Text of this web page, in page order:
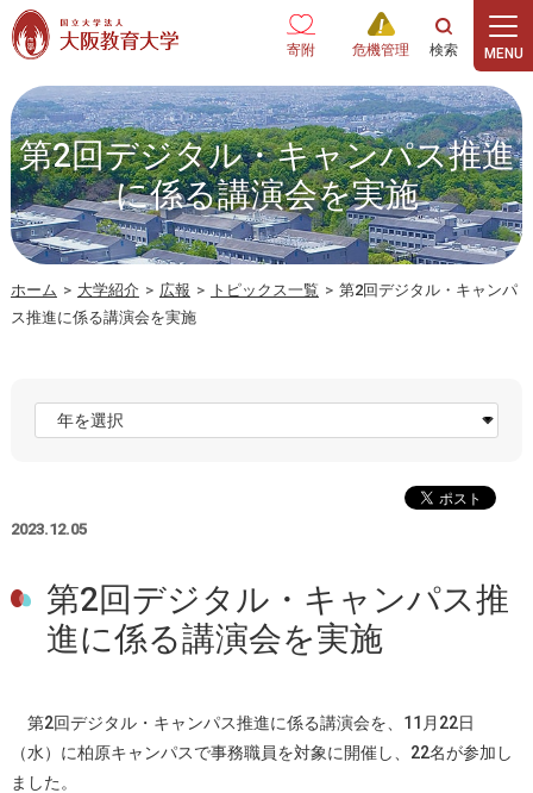
本文へ
寄附 危機管理
第2回デジタル・キャンパス推進
に係る講演会を実施
ホーム > 大学紹介 > 広報 > トピックス一覧 > 第2回デジタル・キャンパ
ス推進に係る講演会を実施
2023.12.05
第2回デジタル・キャンパス推
進に係る講演会を実施
第2回デジタル・キャンパス推進に係る講演会を、11月22日
（水）に柏原キャンパスで事務職員を対象に開催し、22名が参加し
ました。